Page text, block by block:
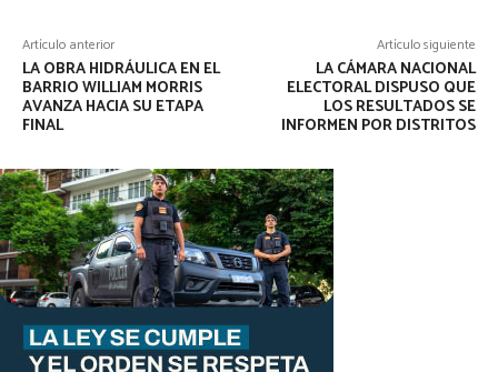
Artículo anterior
LA OBRA HIDRÁULICA EN EL
BARRIO WILLIAM MORRIS
AVANZA HACIA SU ETAPA
FINAL
Artículo siguiente
LA CÁMARA NACIONAL
ELECTORAL DISPUSO QUE
LOS RESULTADOS SE
INFORMEN POR DISTRITOS